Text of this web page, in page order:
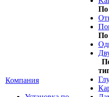
Компания
По
По